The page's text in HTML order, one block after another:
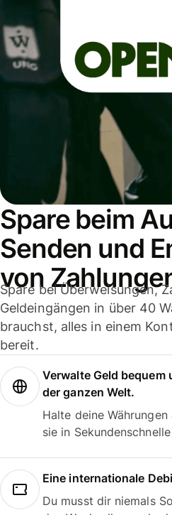
Spare beim
Senden und
von
Spare bei Überweisungen,
Geldeingängen in über 40
brauchst, alles in einem
bereit.
Verwalte Geld
der ganzen Welt.
Halte deine
sie in
Eine internationale
Du musst dir niemals